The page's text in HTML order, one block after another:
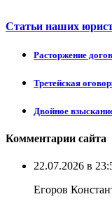
Статьи наших
Расторжение
Третейская
Двойное
Комментарии сайта
22.07.2026 в
Егоров